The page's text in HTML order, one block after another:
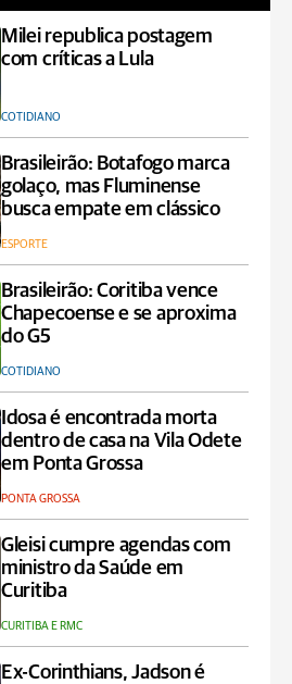
Milei republica postagem
com críticas a Lula
COTIDIANO
Brasileirão: Botafogo marca
golaço, mas Fluminense
busca empate em clássico
ESPORTE
Brasileirão: Coritiba vence
Chapecoense e se aproxima
do G5
COTIDIANO
Idosa é encontrada morta
dentro de casa na Vila Odete
em Ponta Grossa
PONTA GROSSA
Gleisi cumpre agendas com
ministro da Saúde em
Curitiba
CURITIBA E RMC
Ex-Corinthians, Jadson é